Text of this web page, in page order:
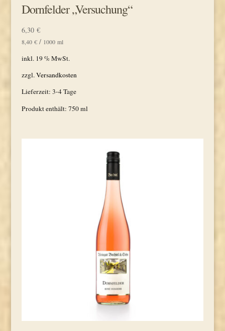
Dornfelder „Versuchung“
6,30 €
8,40 €/ 1000 ml
inkl. 19 % MwSt.
zzgl.Versandkosten
Lieferzeit: 3-4 Tage
Produkt enthält: 750ml